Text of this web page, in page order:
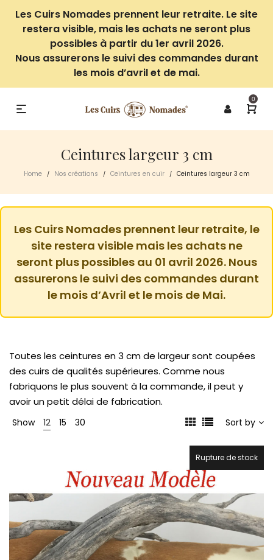
Les Cuirs Nomades prennent leur retraite. Le site
restera visible, mais les achats ne seront plus
possibles à partir du 1er avril 2026.
Nous assurerons le suivi des commandes durant
les mois d’avril et de mai.
0
Ceintures largeur 3 cm
Home / Nos créations / Ceintures en cuir / Ceintures largeur 3 cm
Les Cuirs Nomades prennent leur retraite, le
site restera visible mais les achats ne
seront plus possibles au 01 avril 2026. Nous
assurerons le suivi des commandes durant
le mois d’Avril et le mois de Mai.
Toutes les ceintures en 3 cm de largeur sont coupées
des cuirs de qualités supérieures. Comme nous
fabriquons le plus souvent à la commande, il peut y
avoir un petit délai de fabrication.
Show 12 15 30 Sort by
Rupture de stock